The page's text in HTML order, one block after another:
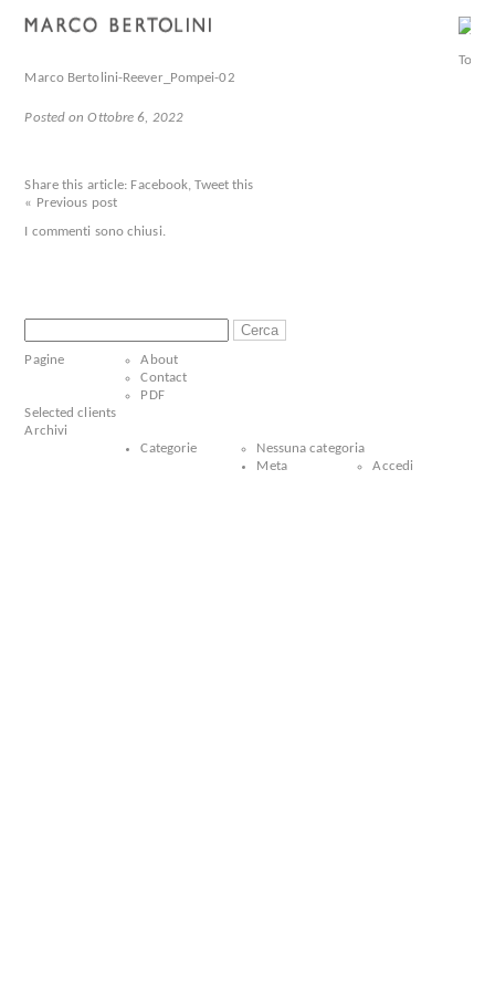
Marco Bertolini-Reever_Pompei-02
Posted on Ottobre 6, 2022
Share this article: Facebook,Tweet this
« Previous post
I commenti sono chiusi.
per:
Pagine
About
Contact
PDF
Selected clients
Archivi
Categorie
Nessuna categoria
Meta
Accedi